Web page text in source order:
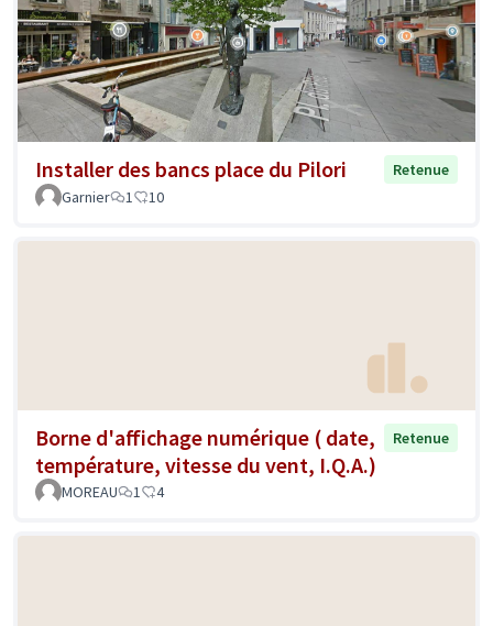
Installer des bancs place du Pilori
Retenue
Garnier
1 10
Borne d'affichage numérique ( date,
température, vitesse du vent, I.Q.A.)
Retenue
MOREAU 1 4